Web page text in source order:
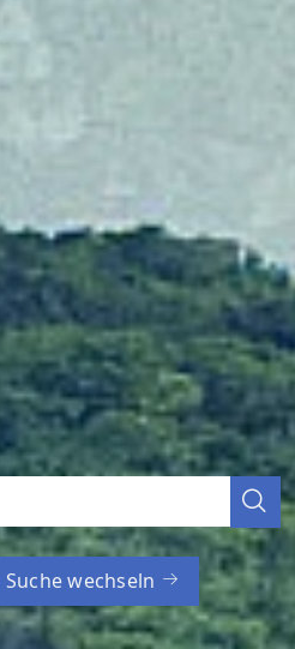
wechseln